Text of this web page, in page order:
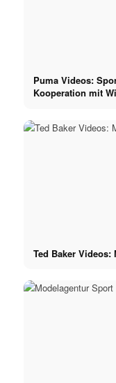
Puma Videos:
Kooperation mit
Ted Baker Videos: